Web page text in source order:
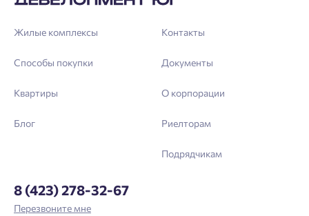
Жилые комплексы
Способы покупки
Квартиры
Блог
Контакты
Документы
О корпорации
Риелторам
Подрядчикам
8 (423) 278-32-67
Перезвоните мне